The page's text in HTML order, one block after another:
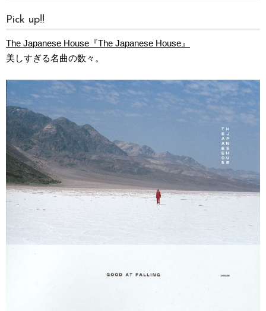
Pick up!!
The Japanese House『The Japanese House』
美しすぎる名曲の数々。